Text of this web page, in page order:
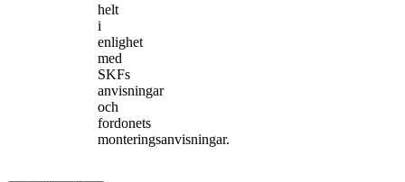
helt
i
enlighet
med
SKFs
anvisningar
och
fordonets
monteringsanvisningar.